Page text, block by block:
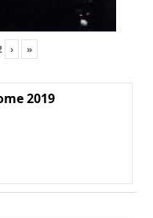
› »
2019